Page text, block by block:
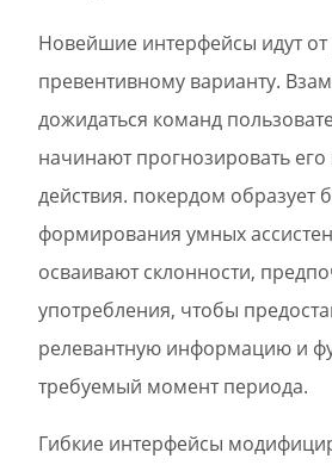
Новейшие интерфейсы идут
превентивному варианту.
дожидаться команд
начинают прогнозировать
действия. покердом образует
формирования умных
осваивают склонности,
употребления, чтобы
релевантную информацию и
требуемый момент периода.
Гибкие интерфейсы